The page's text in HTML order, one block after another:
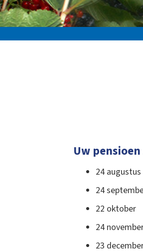
Uw
24 augustus
24
22 oktober
24
23